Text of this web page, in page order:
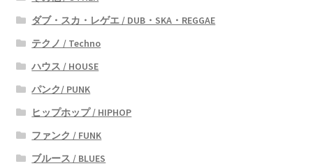
ダブ・スカ・レゲエ / DUB・SKA・REGGAE
テクノ / Techno
ハウス / HOUSE
パンク/ PUNK
ヒップホップ / HIPHOP
ファンク / FUNK
ブルース / BLUES